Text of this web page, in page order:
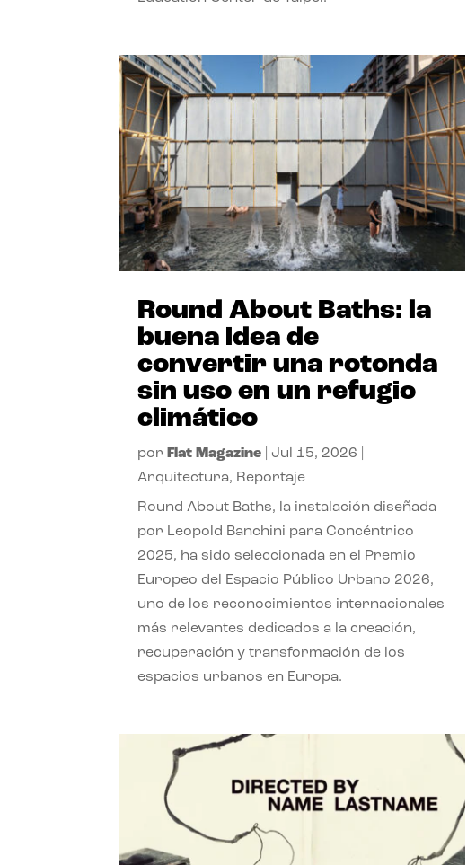
Round About Baths: la
buena idea de
convertir una rotonda
sin uso en un refugio
climático
por Flat Magazine Jul 15, 2026
Arquitectura, Reportaje
Round About Baths, la instalación diseñada
por Leopold Banchini para Concéntrico
2025, ha sido seleccionada en el Premio
Europeo del Espacio Público Urbano 2026,
uno de los reconocimientos internacionales
más relevantes dedicados a la creación,
recuperación y transformación de los
espacios urbanos en Europa.